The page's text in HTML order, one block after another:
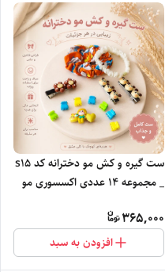
ست گیره و کش مو دخترانه کد s15
_ مجموعه ۱۴ عددی اکسسوری مو
365,000
افزودن به سبد